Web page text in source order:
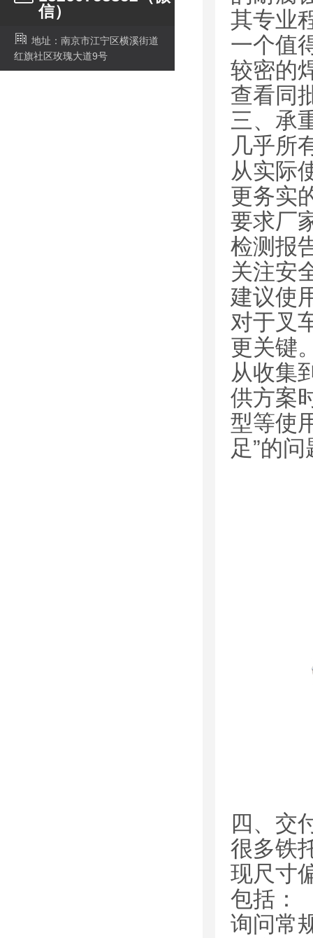
信）
地址：南京市江宁区横溪街道
红旗社区玫瑰大道9号
其专业
一个值
较密的
查看同
三、承
几乎所
从实际
更务实
要求厂
检测报
关注安
建议使
对于叉
更关键
从收集
供方案
型等使
足”的
四、交
很多铁
现尺寸
包括：
询问常